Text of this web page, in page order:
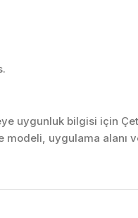
uygunluk bilgisi için
uygulama alanı